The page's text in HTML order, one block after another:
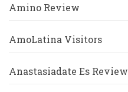
Amino Review
AmoLatina Visitors
Anastasiadate Es Review